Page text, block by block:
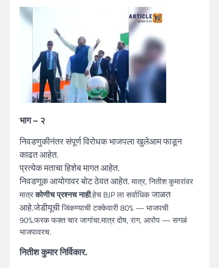
भाग – २
निवडणुकीनंतर संपूर्ण विरोधक भाजपला खुलेआम फाडून
काढत आहेत.
प्रत्येक मताचा हिशेब मागत आहेत.
निवडणूक आयोगावर बोट ठेवत आहेत.मात्र, नितीश कुमारांवर
मात्रकोणीच प्रश्नच नाही.हेच BJP ला सर्वाधिकजाळत
आहे.जेडीयूचीजिंकण्याची टक्केवारी 80% — भाजपची
90%.फरक फक्त चार जागांचा.मात्र दोष, राग, आरोप — सगळं
भाजपावरच.
नितीश कुमार निर्विकार.